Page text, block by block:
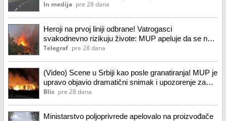
In medija pre 28 dana
Heroji na prvoj liniji odbrane! Vatrogasci
svakodnevno rizikuju živote: MUP apeluje da se ne
pali rastinje
Telegraf pre 28 dana
(Video) Scene u Srbiji kao posle granatiranja! MUP je
upravo objavio dramatični snimak i upozorenje za
sve
Blic pre 28 dana
Ministarstvo poljoprivrede apelovalo na proizvođače